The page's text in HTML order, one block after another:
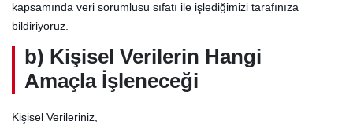
kapsamında veri sorumlusu sıfatı ile işlediğimizi tarafınıza
bildiriyoruz.
b) Kişisel Verilerin Hangi
Amaçla İşleneceği
Kişisel Verileriniz,